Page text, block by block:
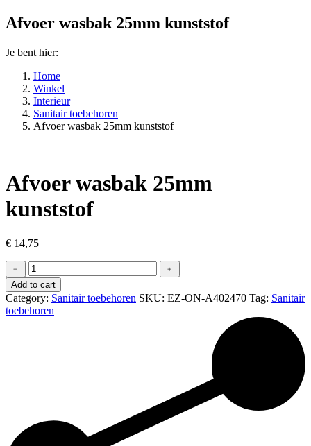
Afvoer wasbak 25mm kunststof
Je bent hier:
Home
Winkel
Interieur
Sanitair toebehoren
Afvoer wasbak 25mm kunststof
Afvoer wasbak 25mm
kunststof
€ 14,75
Afvoer
wasbak
25mm
kunststof
quantity
﹣
﹢
Add to cart
Category: Sanitair toebehoren SKU: EZ-ON-A402470 Tag: Sanitair
toebehoren